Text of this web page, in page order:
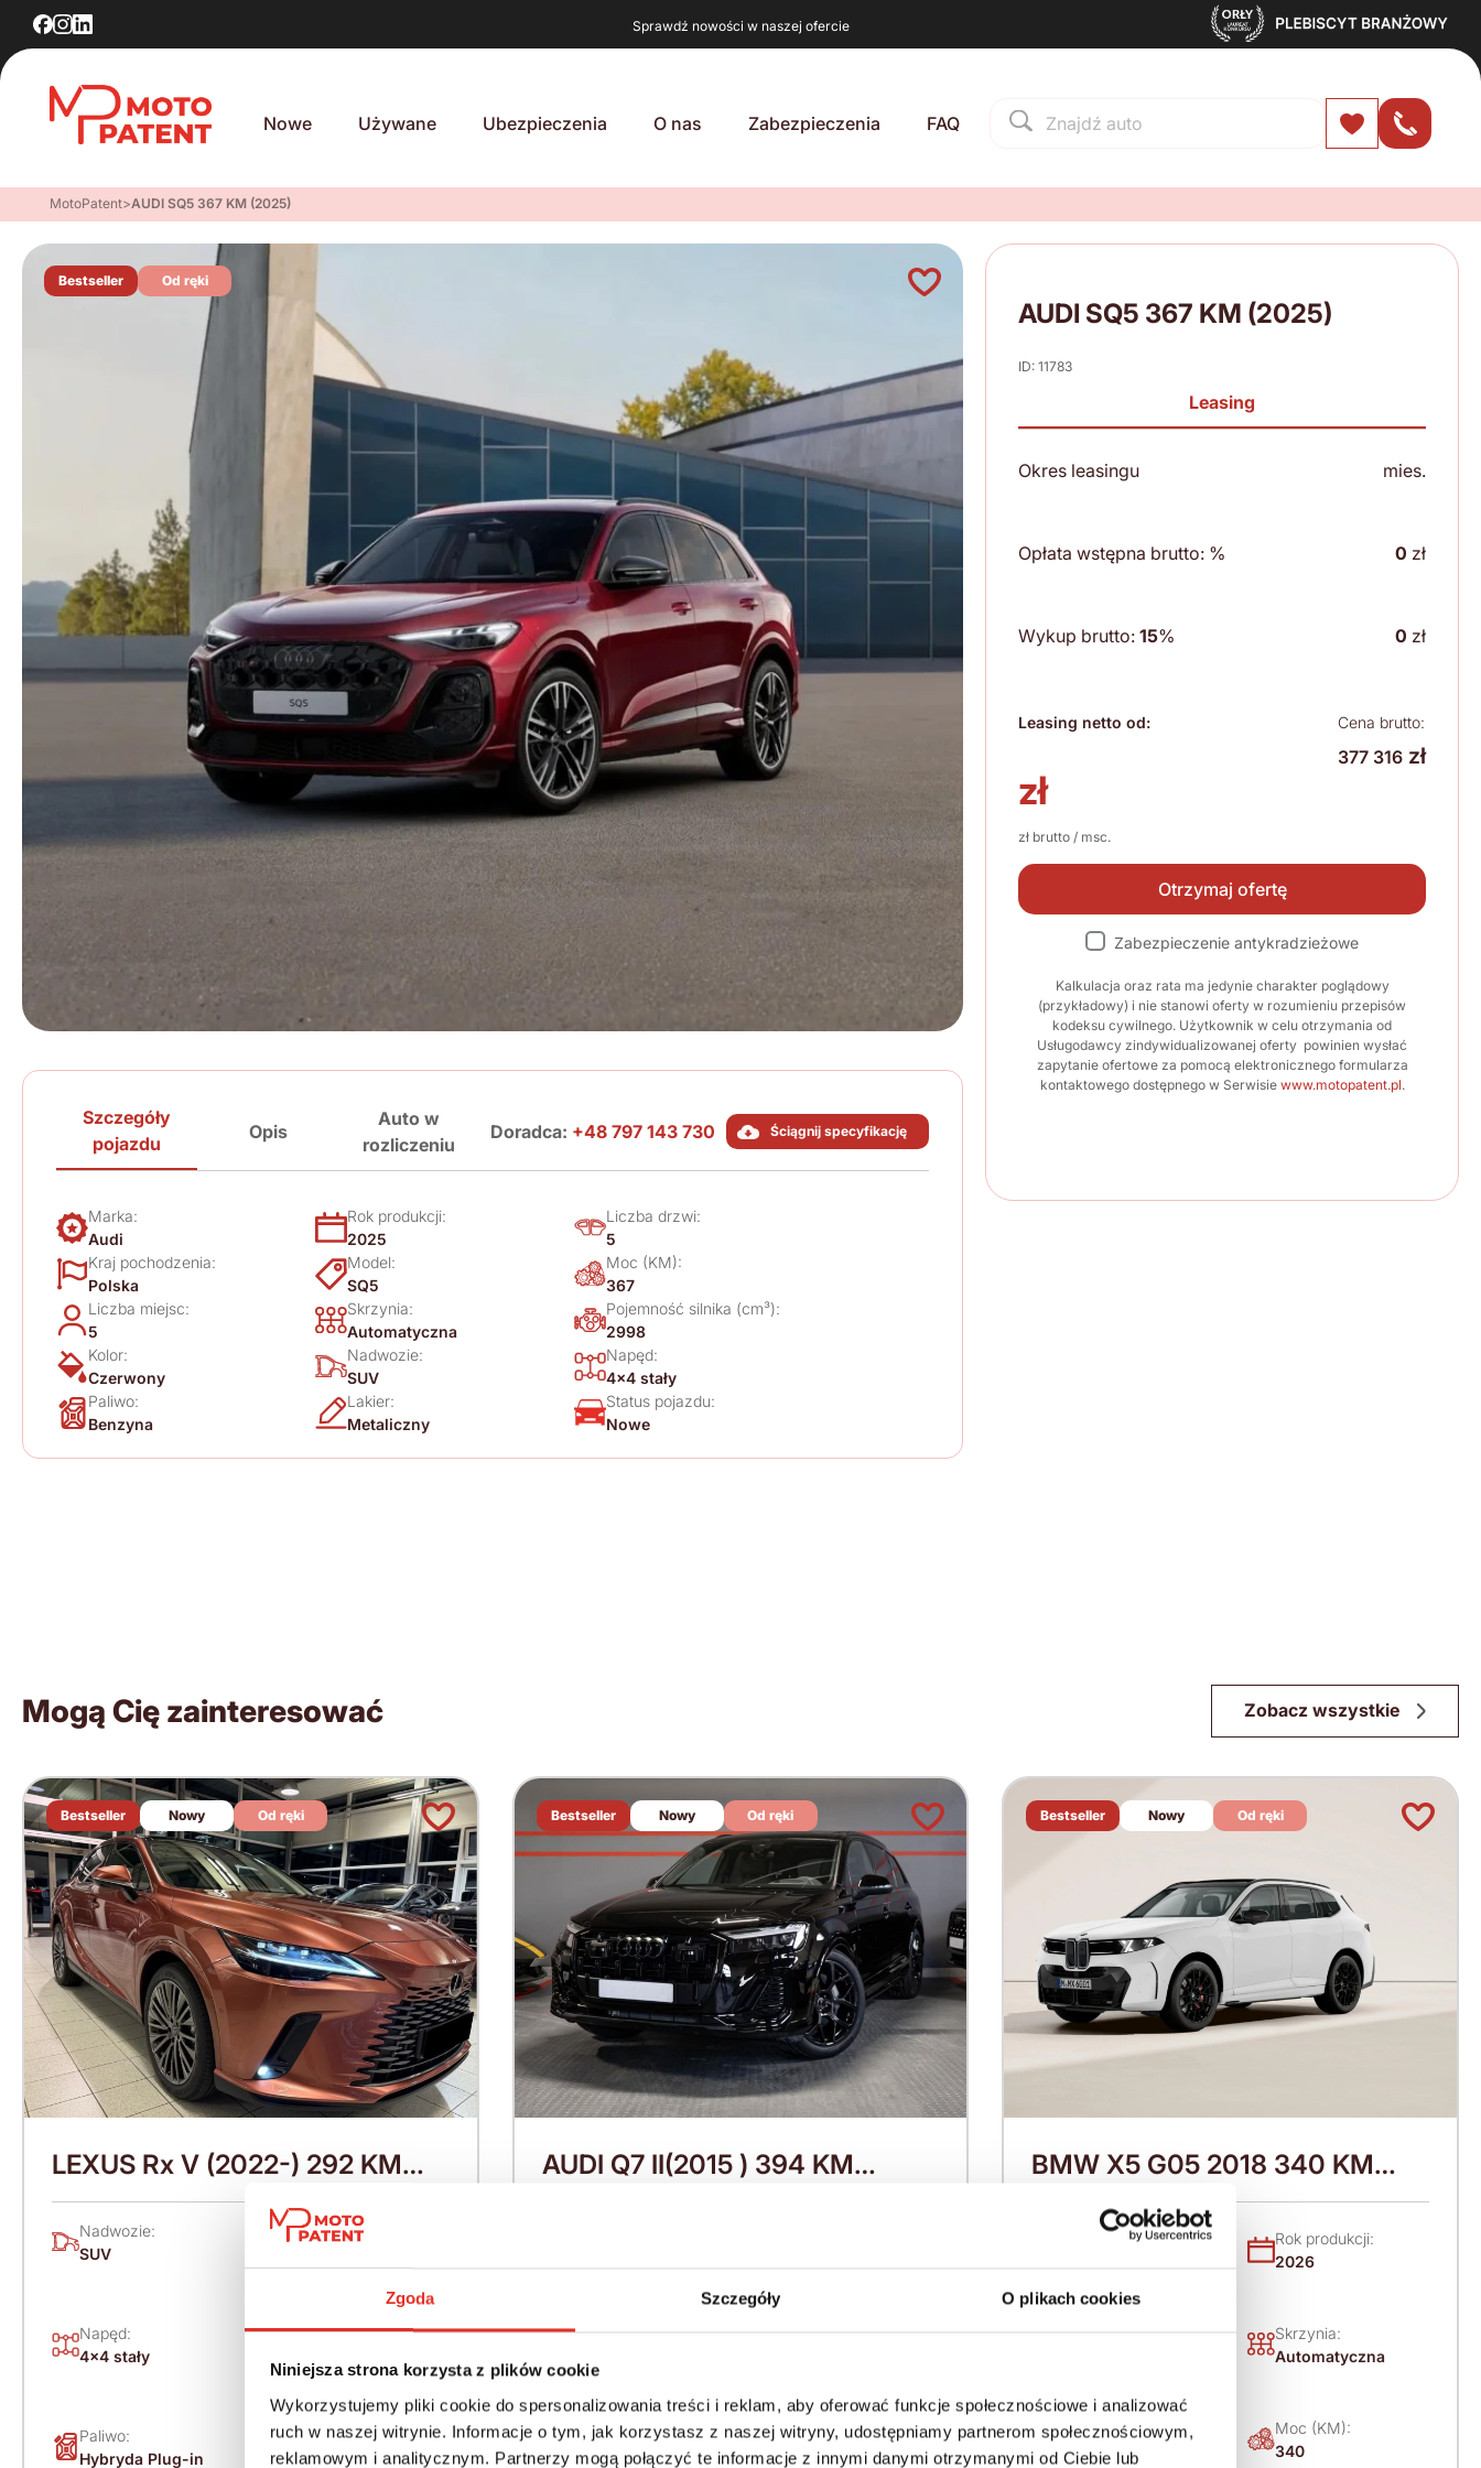
Zgoda Szczegóły O plikach cookies
Niniejsza strona korzysta z plików cookie
Wykorzystujemy pliki cookie do spersonalizowania treści i reklam, aby oferować funkcje społecznościowe i analizować
ruch w naszej witrynie. Informacje o tym, jak korzystasz z naszej witryny, udostępniamy partnerom społecznościowym,
reklamowym i analitycznym. Partnerzy mogą połączyć te informacje z innymi danymi otrzymanymi od Ciebie lub
Sprawdź nowości w naszej ofercie
Nowe Używane Ubezpieczenia O nas Zabezpieczenia FAQ
MotoPatent>AUDI SQ5 367 KM (2025)
Bestseller Od ręki
AUDI SQ5 367 KM (2025)
ID: 11783
Leasing
Okres leasingu mies.
Opłata wstępna brutto: % 0 zł
Wykup brutto: 15% 0 zł
Leasing netto od:
zł
zł brutto / msc.
Cena brutto:
377 316 zł
Otrzymaj ofertę
Zabezpieczenie antykradzieżowe
Kalkulacja oraz rata ma jedynie charakter poglądowy
(przykładowy) i nie stanowi oferty w rozumieniu przepisów
kodeksu cywilnego. Użytkownik w celu otrzymania od
Usługodawcy zindywidualizowanej oferty powinien wysłać
zapytanie ofertowe za pomocą elektronicznego formularza
kontaktowego dostępnego w Serwisie www.motopatent.pl.
Szczegóły
pojazdu
Opis
Auto w
rozliczeniu
Doradca: +48 797 143 730 Ściągnij specyfikację
Marka:
Audi
Rok produkcji:
2025
Liczba drzwi:
5
Kraj pochodzenia:
Polska
Model:
SQ5
Moc (KM):
367
Liczba miejsc:
5
Skrzynia:
Automatyczna
Pojemność silnika (cm³):
2998
Kolor:
Czerwony
Nadwozie:
SUV
Napęd:
4x4 stały
Paliwo:
Benzyna
Lakier:
Metaliczny
Status pojazdu:
Nowe
Mogą Cię zainteresować Zobacz wszystkie
Bestseller Nowy Od ręki
LEXUS Rx V (2022-) 292 KM
(2026)
Nadwozie:
SUV
Rok produkcji:
Napęd:
4x4 stały
Automatyczna
(CVT)
Paliwo:
Hybryda Plug-in
Moc (KM):
292
Bestseller Nowy Od ręki
AUDI Q7 II(2015 ) 394 KM
Napęd:
Skrzynia:
Paliwo:
Benzyna
Moc (KM):
394
Bestseller Nowy Od ręki
BMW X5 G05 2018 340 KM
(2026)
Nadwozie:
Rok produkcji:
2026
Napęd:
Skrzynia:
Automatyczna
Paliwo:
Diesel
Moc (KM):
340